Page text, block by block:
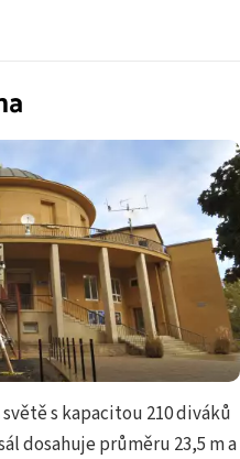
s kapacitou 210 diváků
dosahuje průměru 23,5 m a